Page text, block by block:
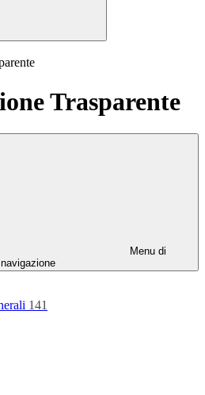
Trasparente
Menu di
navigazione
141